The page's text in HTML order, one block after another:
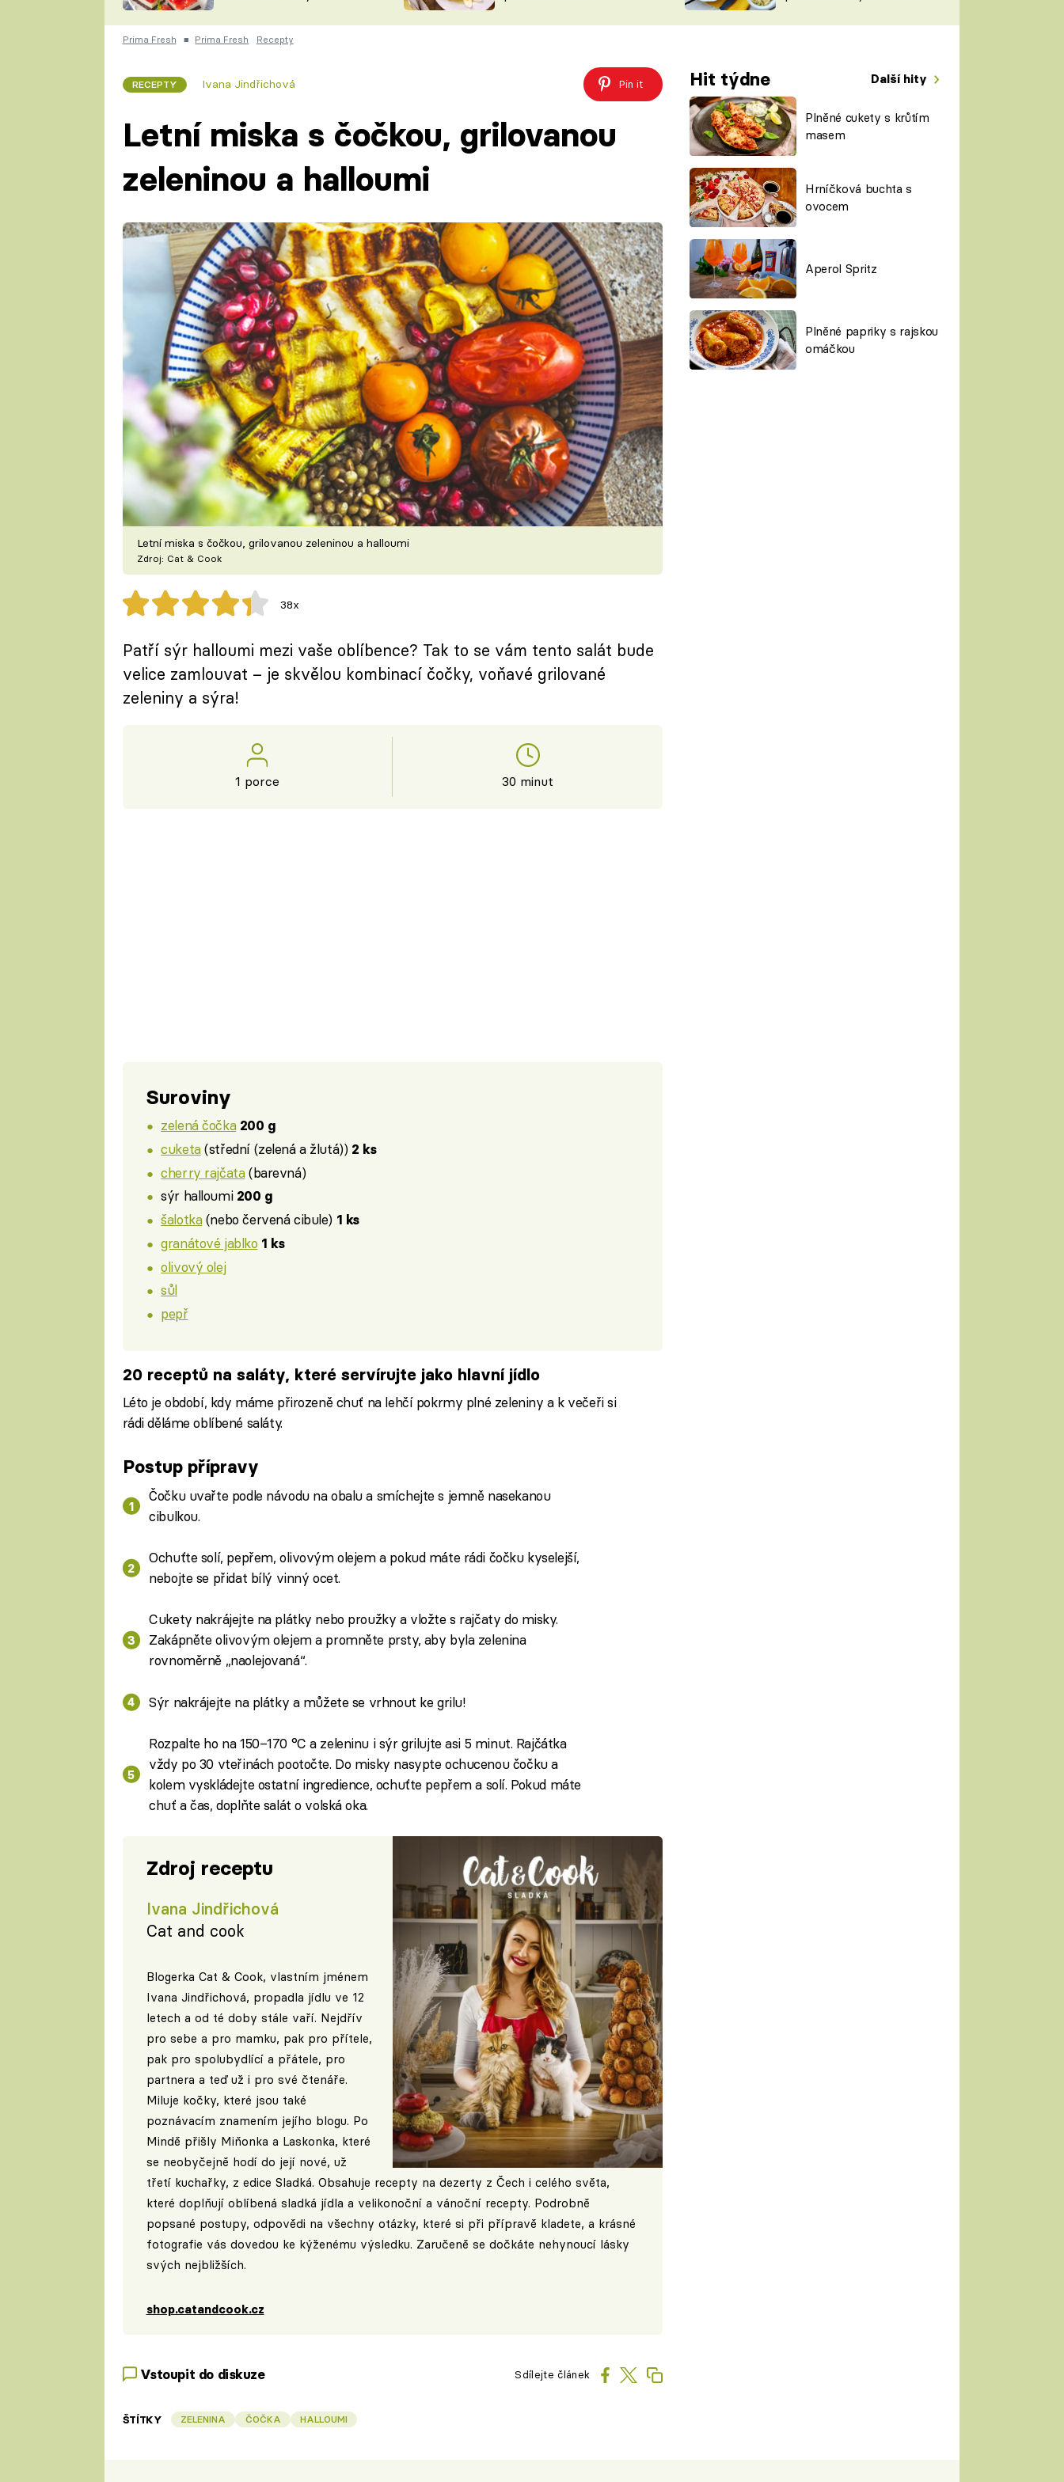
ČESKO NA TALÍŘI
KUCHAŘKA
VYCHYTÁVKY
ŠÉFREDAKTORKY
ČASOPIS
Prima Fresh ■ Prima Fresh Recepty
RECEPTY Ivana Jindřichová Pin it Hit týdne Další hity
Plněné cukety s krůtím
masem
Hrníčková buchta s
ovocem
Aperol Spritz
Plněné papriky s rajskou
omáčkou
Letní miska s čočkou, grilovanou
zeleninou a halloumi
Letní miska s čočkou, grilovanou zeleninou a halloumi
Zdroj: Cat & Cook
38x
Patří sýr halloumi mezi vaše oblíbence? Tak to se vám tento salát bude
velice zamlouvat – je skvělou kombinací čočky, voňavé grilované
zeleniny a sýra!
1 porce 30 minut
Suroviny
zelená čočka 200 g
cuketa(střední (zelená a žlutá)) 2 ks
cherry rajčata(barevná)
sýr halloumi 200 g
šalotka(nebo červená cibule) 1 ks
granátové jablko 1 ks
olivový olej
sůl
pepř
20 receptů na saláty, které servírujte jako hlavní jídlo
Léto je období, kdy máme přirozeně chuť na lehčí pokrmy plné zeleniny a k večeři si
rádi děláme oblíbené saláty.
Postup přípravy
Čočku uvařte podle návodu na obalu a smíchejte s jemně nasekanou
cibulkou.
Ochuťte solí, pepřem, olivovým olejem a pokud máte rádi čočku kyselejší,
nebojte se přidat bílý vinný ocet.
Cukety nakrájejte na plátky nebo proužky a vložte s rajčaty do misky.
Zakápněte olivovým olejem a promněte prsty, aby byla zelenina
rovnoměrně „naolejovaná“.
Sýr nakrájejte na plátky a můžete se vrhnout ke grilu!
Rozpalte ho na 150–170 °C a zeleninu i sýr grilujte asi 5 minut. Rajčátka
vždy po 30 vteřinách pootočte. Do misky nasypte ochucenou čočku a
kolem vyskládejte ostatní ingredience, ochuťte pepřem a solí. Pokud máte
chuť a čas, doplňte salát o volská oka.
Zdroj receptu
Ivana Jindřichová
Cat and cook
Blogerka Cat & Cook, vlastním jménem
Ivana Jindřichová, propadla jídlu ve 12
letech a od té doby stále vaří. Nejdřív
pro sebe a pro mamku, pak pro přítele,
pak pro spolubydlící a přátele, pro
partnera a teď už i pro své čtenáře.
Miluje kočky, které jsou také
poznávacím znamením jejího blogu. Po
Mindě přišly Miňonka a Laskonka, které
se neobyčejně hodí do její nové, už
třetí kuchařky, z edice Sladká. Obsahuje recepty na dezerty z Čech i celého světa,
které doplňují oblíbená sladká jídla a velikonoční a vánoční recepty. Podrobně
popsané postupy, odpovědi na všechny otázky, které si při přípravě kladete, a krásné
fotografie vás dovedou ke kýženému výsledku. Zaručeně se dočkáte nehynoucí lásky
svých nejbližších.
shop.catandcook.cz
Vstoupit do diskuze Sdílejte článek
ŠTÍTKY ZELENINA ČOČKA HALLOUMI